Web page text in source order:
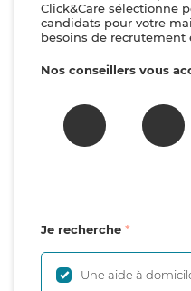
Click&Care sélectionne
candidats pour votre
besoins de recrutement
Nos conseillers vous
Je recherche
Une aide à